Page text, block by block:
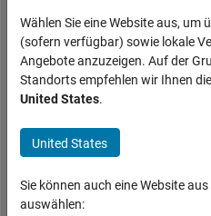
Yoko
MathWorks
Last
seen:
Tag
vor
Wählen Sie eine Website aus, um
(sofern verfügbar) sowie lokale
Angebote anzuzeigen. Auf der
Standorts empfehlen wir Ihnen
United States.
United States
Sie können auch eine Website
auswählen: